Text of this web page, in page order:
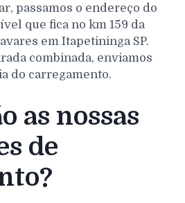
passamos o endereço do
que fica no km 159 da
em Itapetininga SP.
combinada, enviamos
do carregamento.
as nossas
de